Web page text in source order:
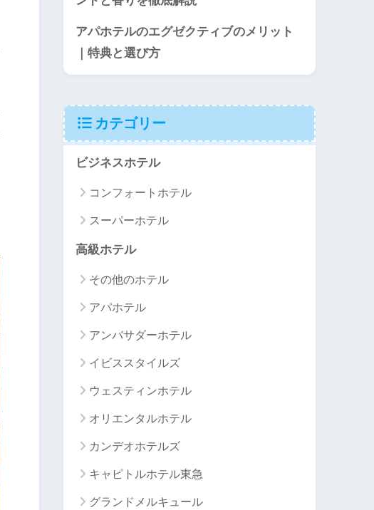
アパホテルのエグゼクティブのメリット
｜特典と選び方
カテゴリー
ビジネスホテル
コンフォートホテル
スーパーホテル
高級ホテル
その他のホテル
アパホテル
アンバサダーホテル
イビススタイルズ
ウェスティンホテル
オリエンタルホテル
カンデオホテルズ
キャピトルホテル東急
グランドメルキュール